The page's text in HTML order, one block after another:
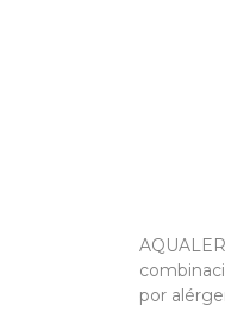
por